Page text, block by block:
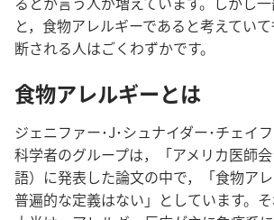
と，食物アレルギーであると考えてい
断される人はごくわずかです。
食物アレルギーとは
ジェニファー･J･シュナイダー･チェイ
科学者のグループは，「アメリカ医師
語）に発表した論文の中で，「食物アレ
普遍的な定義はない」としています。